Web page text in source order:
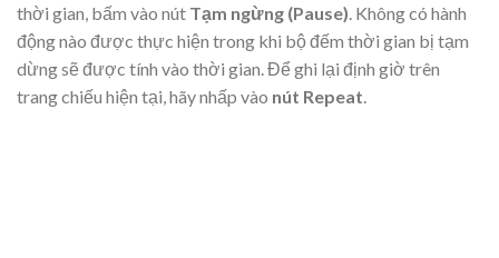
thời gian, bấm vào nút Tạm ngừng (Pause). Không có hành
động nào được thực hiện trong khi bộ đếm thời gian bị tạm
dừng sẽ được tính vào thời gian. Để ghi lại định giờ trên
trang chiếu hiện tại, hãy nhấp vào nút Repeat.